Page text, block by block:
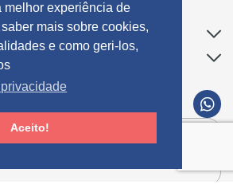
melhor experiência de
mais sobre cookies,
e como geri-los,
Aceito!